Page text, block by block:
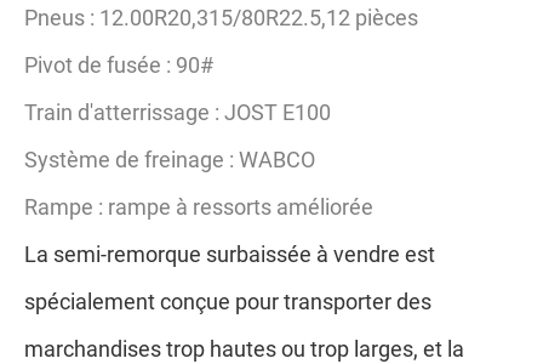
Pneus : 12.00R20,315/80R22.5,12 pièces
Pivot de fusée : 90#
Train d'atterrissage : JOST E100
Système de freinage : WABCO
Rampe : rampe à ressorts améliorée
La semi-remorque surbaissée à vendre est
spécialement conçue pour transporter des
marchandises trop hautes ou trop larges, et la